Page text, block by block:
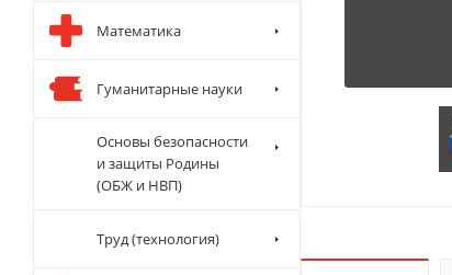
Математика
Гуманитарные науки
Основы безопасности
и защиты Родины
(ОБЖ и НВП)
Труд (технология)